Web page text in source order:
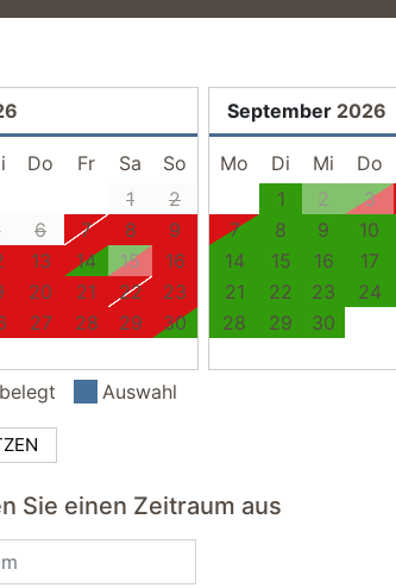
Do Fr Sa
So
1
2
6 7 8
9
13 14 15
16
20 21 22
23
27 28 29
30
September 2026
Mo Di Mi Do
1
2 3
7
8 9 10
14
15 16 17
21
22 23 24
28
29 30
belegt Auswahl
Sie einen Zeitraum aus